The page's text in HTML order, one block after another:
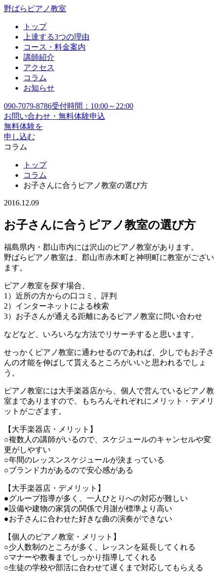
野ばらピアノ教室
トップ
上達する3つの理由
コース・料金案内
講師紹介
アクセス
コラム
お知らせ
090-7079-8786受付時間：10:00～22:00
お問い合わせ・無料体験申込
無料体験を
申し込む
コラム
トップ
コラム
お子さんに合うピアノ教室の選び方
2016.12.09
お子さんに合うピアノ教室の選び方
福島県内・郡山市内には沢山のピアノ教室があります。
野ばらピアノ教室は、郡山市赤木町と神明町に教室がござい
ます。
ピアノ教室を探す場合、
1）近所の方からの口コミ、評判
2）インターネットによる検索
3）お子さんが通える距離にあるピアノ教室に問い合わせ
などなど、いろいろな方法でリサーチすると思います。
せっかくピアノ教室に通わせるのであれば、少しでもお子さ
んの才能を伸ばして貰えるところがいいと思われるでしょ
う。
ピアノ教室には大手楽器店から、個人で営んでいるピアノ教
室までありますので、もちろんそれぞれにメリット・デメリ
ットがござます。
【大手楽器店・メリット】
○複数人の講師がいるので、スケジュールのキャンセルや変
更がしやすい
○年間のレッスンスケジュールが決まっている
○ブランド力があるので安心感がある
【大手楽器店・デメリット】
●グループ指導が多く、一人ひとりへの対応が難しい
●設備や建物の家賃の関係で月謝が標準より高い
●お子さんに合わせた好きな曲の演奏ができない
【個人のピアノ教室・メリット】
○少人数制のところが多く、レッスンを延長してくれる
○マナーや教養までしっかり指導してくれる
○生徒の学校や部活に合わせて遅くまで対応してもらえる